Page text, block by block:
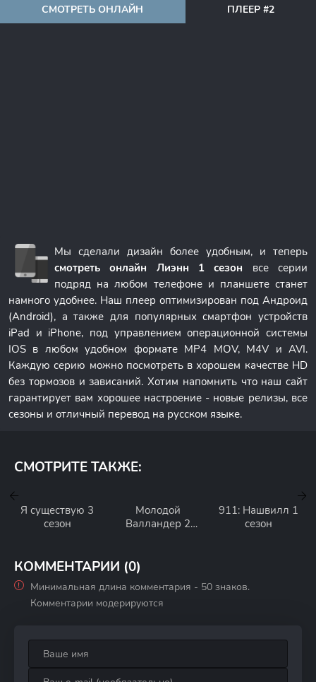
СМОТРЕТЬ ОНЛАЙН ПЛЕЕР #2
Мы сделали дизайн более удобным, и теперь
смотреть онлайн Лиэнн 1 сезон все серии
подряд на любом телефоне и планшете станет
намного удобнее. Наш плеер оптимизирован под Андроид
(Android), а также для популярных смартфон устройств
iPad и iPhone, под управлением операционной системы
IOS в любом удобном формате MP4 MOV, M4V и AVI.
Каждую серию можно посмотреть в хорошем качестве HD
без тормозов и зависаний. Хотим напомнить что наш сайт
гарантирует вам хорошее настроение - новые релизы, все
сезоны и отличный перевод на русском языке.
СМОТРИТЕ ТАКЖЕ:
Я существую 3
сезон
Молодой
Валландер 2
911: Нашвилл 1
сезон
КОММЕНТАРИИ (0)
Минимальная длина комментария - 50 знаков.
Комментарии модерируются